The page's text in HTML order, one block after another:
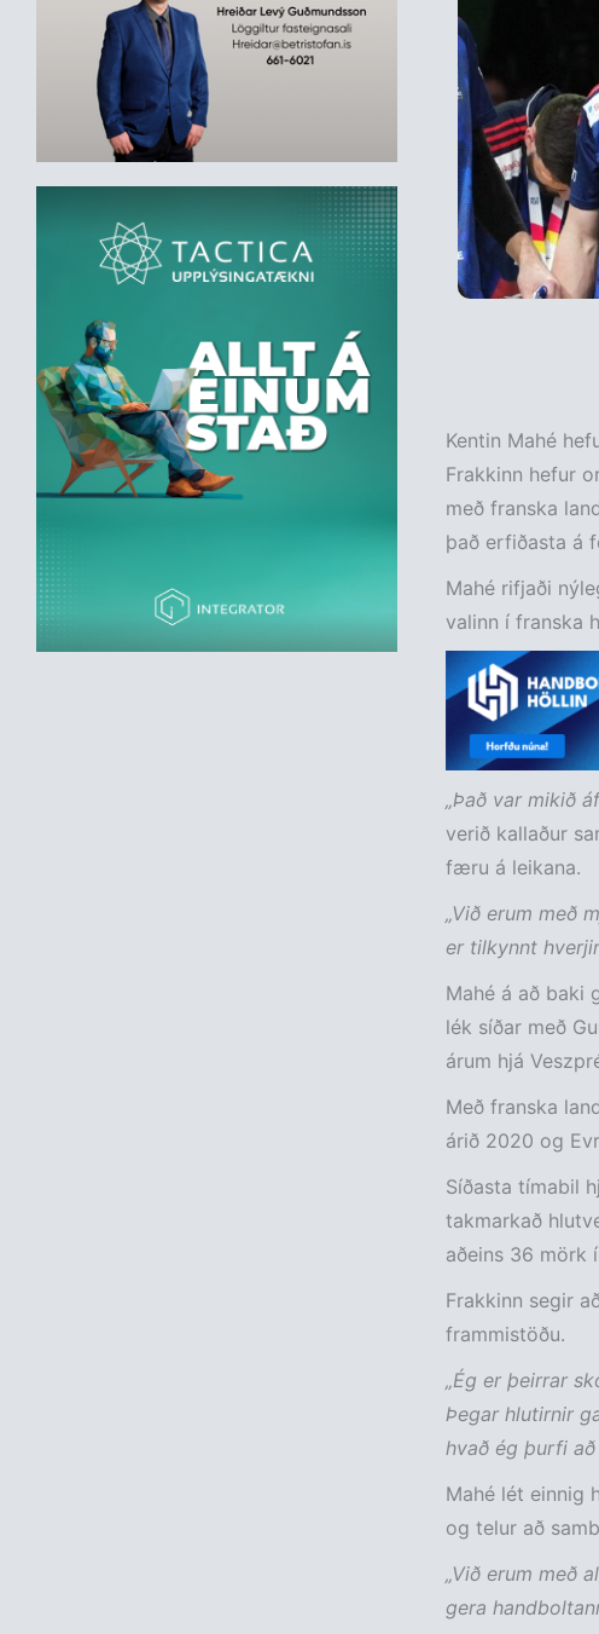
Kentin Mahé
Frakkinn hefur
með franska
það erfiðasta á
Mahé rifjaði
valinn í franska
„Það var mikið
verið kallaður
færu á leikana.
„Við erum með
er tilkynnt
Mahé á að baki
lék síðar með
árum hjá
Með franska
árið 2020 og
Síðasta tímabil
takmarkað
aðeins 36 mörk
Frakkinn segir
frammistöðu.
„Ég er þeirrar
Þegar hlutirnir
hvað ég þurfi að
Mahé lét einnig
og telur að
„Við erum með
gera